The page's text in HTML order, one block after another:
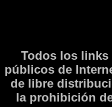
Todos los links
públicos de
de libre
la prohibición